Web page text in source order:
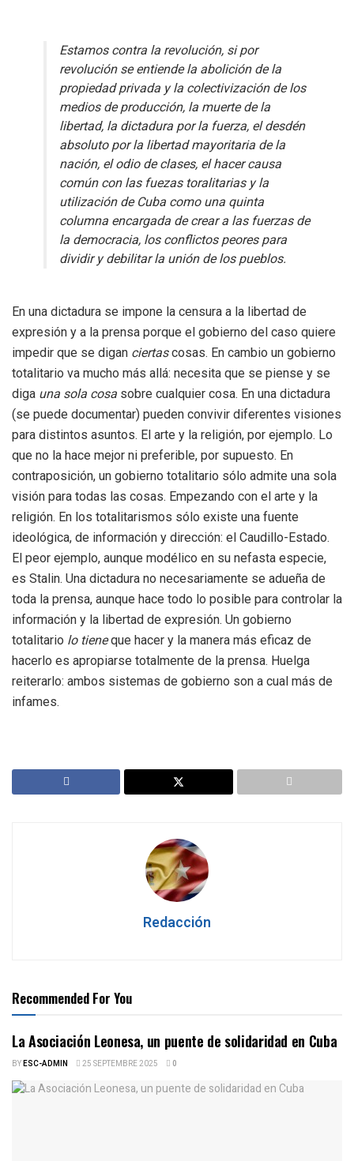
Estamos contra la revolución, si por
revolución se entiende la abolición de la
propiedad privada y la colectivización de los
medios de producción, la muerte de la
libertad, la dictadura por la fuerza, el desdén
absoluto por la libertad mayoritaria de la
nación, el odio de clases, el hacer causa
común con las fuezas toralitarias y la
utilización de Cuba como una quinta
columna encargada de crear a las fuerzas de
la democracia, los conflictos peores para
dividir y debilitar la unión de los pueblos.
En una dictadura se impone la censura a la libertad de
expresión y a la prensa porque el gobierno del caso quiere
impedir que se digan ciertascosas. En cambio un gobierno
totalitario va mucho más allá: necesita que se piense y se
diga una sola cosa sobre cualquier cosa. En una dictadura
(se puede documentar) pueden convivir diferentes visiones
para distintos asuntos. El arte y la religión, por ejemplo. Lo
que no la hace mejor ni preferible, por supuesto. En
contraposición, un gobierno totalitario sólo admite una sola
visión para todas las cosas. Empezando con el arte y la
religión. En los totalitarismos sólo existe una fuente
ideológica, de información y dirección: el Caudillo-Estado.
El peor ejemplo, aunque modélico en su nefasta especie,
es Stalin. Una dictadura no necesariamente se adueña de
toda la prensa, aunque hace todo lo posible para controlar la
información y la libertad de expresión. Un gobierno
totalitario lo tieneque hacer y la manera más eficaz de
hacerlo es apropiarse totalmente de la prensa. Huelga
reiterarlo: ambos sistemas de gobierno son a cual más de
infames.
Redacción
Recommended For You
La Asociación Leonesa, un puente de solidaridad en Cuba
BYESC-ADMIN 25 SEPTEMBRE 2025 0